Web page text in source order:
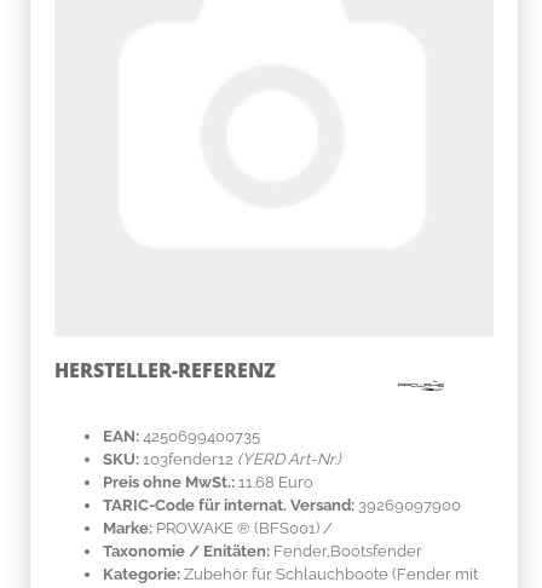
HERSTELLER-REFERENZ
EAN: 4250699400735
SKU: 103fender12 (YERD Art-Nr.)
Preis ohne MwSt.: 11.68 Euro
TARIC-Code für internat. Versand: 39269097900
Marke: PROWAKE ® (BFS001) /
Taxonomie / Enitäten: Fender,Bootsfender
Kategorie: Zubehör für Schlauchboote (Fender mit